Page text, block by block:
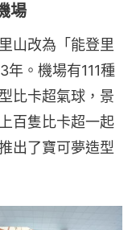
場
山改為「能登里
。機場有111種
比卡超氣球，景
百隻比卡超一起
出了寶可夢造型